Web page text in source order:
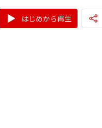
はじめから再生